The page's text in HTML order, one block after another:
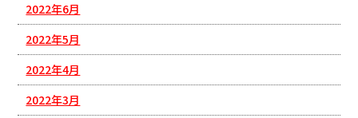
2022年6月
2022年5月
2022年4月
2022年3月